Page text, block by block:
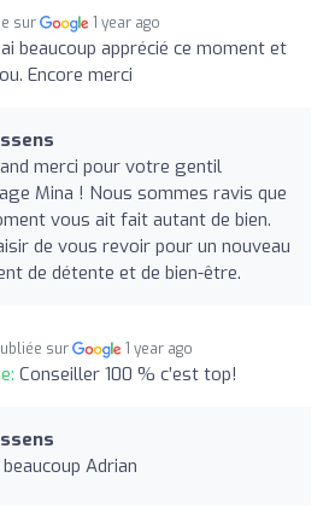
sur 1 year ago
beaucoup apprécié ce moment et
Encore merci
merci pour votre gentil
Mina ! Nous sommes ravis que
vous ait fait autant de bien.
de vous revoir pour un nouveau
de détente et de bien-être.
sur 1 year ago
Conseiller 100 % c’est top!
Adrian